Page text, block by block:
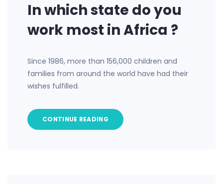
In which state do you
work most in Africa ?
Since 1986, more than 156,000 children and
families from around the world have had their
wishes fulfilled.
CONTINUE READING